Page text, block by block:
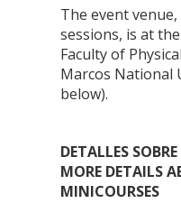
The event
sessions, is at
Faculty of
Marcos National
below).
DETALLES
MORE DETAILS
MINICOURSES